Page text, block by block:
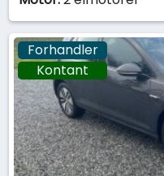
Kontant
Forhandler